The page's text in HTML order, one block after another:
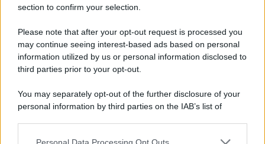
section to confirm your selection.
Please note that after your opt-out request is processed you
may continue seeing interest-based ads based on personal
information utilized by us or personal information disclosed to
third parties prior to your opt-out.
You may separately opt-out of the further disclosure of your
personal information by third parties on the IAB’s list of
Personal Data Processing Opt Outs
Scoop Mag
Motors Magazine 365
Day Travel 365
Home Magazine 365
SecondHomeMagazine